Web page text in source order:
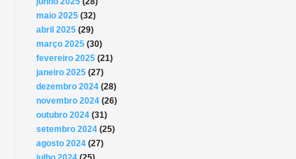
maio 2025 (32)
abril 2025 (29)
março 2025 (30)
fevereiro 2025 (21)
janeiro 2025 (27)
dezembro 2024 (28)
novembro 2024 (26)
outubro 2024 (31)
setembro 2024 (25)
agosto 2024 (27)